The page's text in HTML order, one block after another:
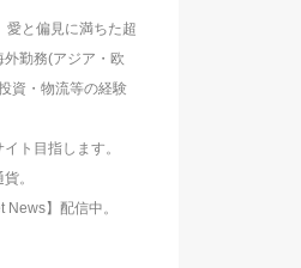
愛と偏見に満ちた超
外勤務(アジア・欧
資・物流等の経験
ト目指します。
。
】配信中。